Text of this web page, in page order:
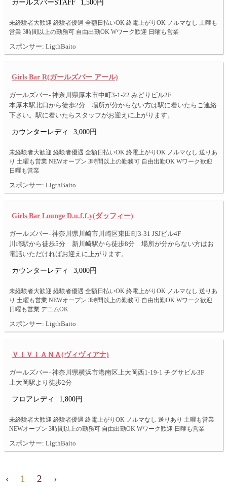
ガールズバーSTAFF 1,500円
未経験者大歓迎 経験者優遇 全額日払いOK 終電上がりOK ノルマなし 土曜も
営業 3時間以上の勤務可 自由出勤OK Wワーク歓迎 日曜も営業
スポンサー: LigthBaito
Girls Bar R(ガールズバー アール)
ガールズバー- 神奈川県厚木市中町3-1-22 みどりビル2F
本厚木駅北口から徒歩2分 場所が分からない方は駅に着いたらご連絡
下さい。駅に着いたらスタッフがお迎えに上がります。
カウンターレディ 3,000円
未経験者大歓迎 経験者優遇 全額日払いOK 終電上がりOK ノルマなし 送りあ
り 土曜も営業 NEWオープン 3時間以上の勤務可 自由出勤OK Wワーク歓迎
日曜も営業
スポンサー: LigthBaito
Girls Bar Lounge D.u.f.f.y(ダッフィー)
ガールズバー- 神奈川県川崎市川崎区東田町3-31 JSJビル4F
川崎駅から徒歩5分 新川崎駅から徒歩8分 場所が分からない方はお
電話いただければお迎えに上がります。
カウンターレディ 3,000円
未経験者大歓迎 経験者優遇 全額日払いOK 終電上がりOK ノルマなし 送りあ
り 土曜も営業 NEWオープン 3時間以上の勤務可 自由出勤OK Wワーク歓迎
日曜も営業 デニムOK
スポンサー: LigthBaito
ＶＩＶＩＡＮＡ(ヴィヴィアナ)
ガールズバー- 神奈川県横浜市港南区上大岡西1-19-1 チグサビル3F
上大岡駅より徒歩2分
フロアレディ 1,800円
未経験者大歓迎 経験者優遇 終電上がりOK ノルマなし 送りあり 土曜も営業
NEWオープン 3時間以上の勤務可 自由出勤OK Wワーク歓迎 日曜も営業
スポンサー: LigthBaito
‹ 1 2 ›